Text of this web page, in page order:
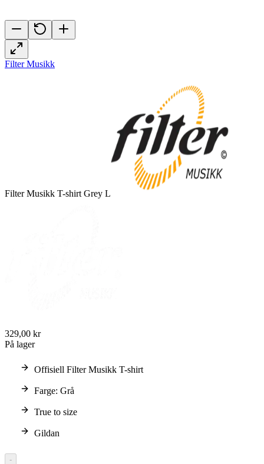
Filter Musikk
Filter Musikk T-shirt Grey L
329,00 kr
På lager
Offisiell Filter Musikk T-shirt
Farge: Grå
True to size
Gildan
-